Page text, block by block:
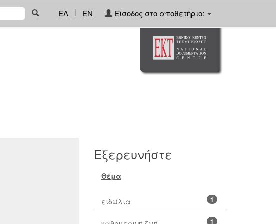
ΕΛ | EN Είσοδος στο αποθετήριο:
Εξερευνήστε
Θέμα
1
ειδώλια
1